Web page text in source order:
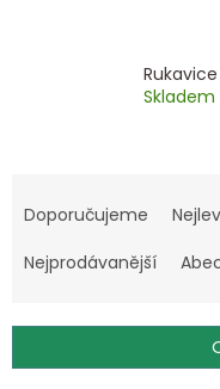
Rukavice
Skladem
a
e
í
r
Doporučujeme
Nejprodávanější